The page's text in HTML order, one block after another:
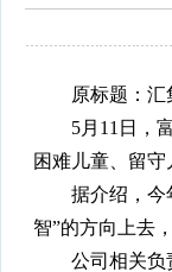
原标题：汇集
5月11日，富
困难儿童、留
据介绍，今年
智”的方向上去
公司相关负责